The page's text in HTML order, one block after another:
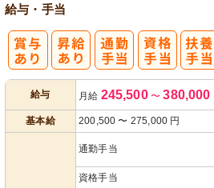
給与・手当
給与 月給 245,500 〜 380,000
基本給 200,500 〜 275,000 円
通勤手当
資格手当